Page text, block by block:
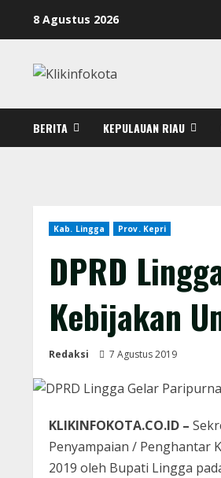
8 Agustus 2026
BERITA KEPULAUAN RIAU
Kab. Lingga Prov. Kepri
DPRD
Kebijakan
Redaksi 7 Agustus 2019
KLIKINFOKOTA.CO.ID –
Penyampaian / Penghantar
2019 oleh Bupati Lingga